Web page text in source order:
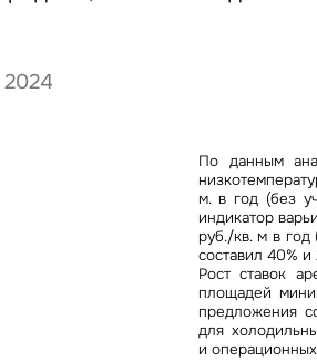
2024
По данным
м. в год (без
индикатор
руб./кв. м в год
составил 40% и
Рост ставок
площадей
предложения
для
и